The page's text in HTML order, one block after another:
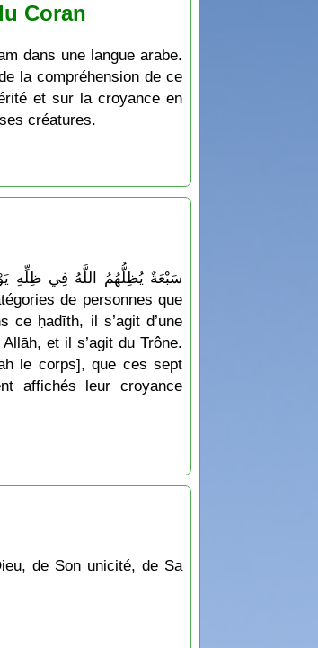
Coran
dans une langue arabe.
la compréhension de ce
et sur la croyance en
créatures.
de personnes que
ce ḥadīth, il s’agit d’une
et il s’agit du Trône.
le corps], que ces sept
affichés leur croyance
de Son unicité, de Sa